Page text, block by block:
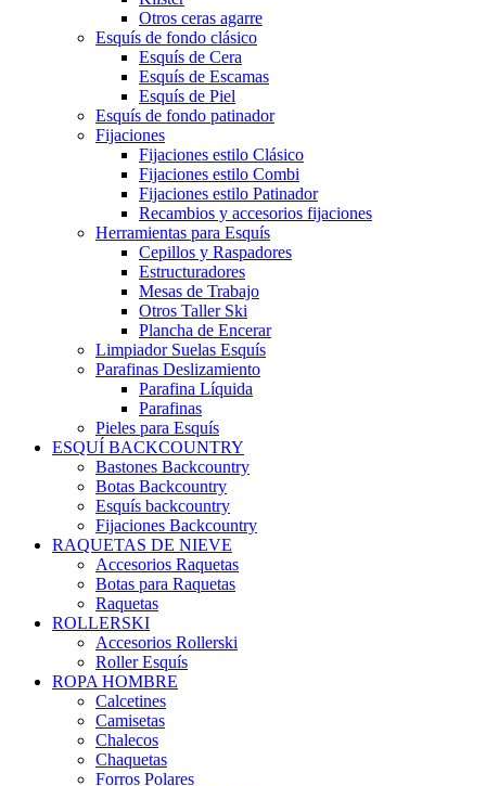
Otros ceras agarre
Esquís de fondo clásico
Esquís de Cera
Esquís de Escamas
Esquís de Piel
Esquís de fondo patinador
Fijaciones
Fijaciones estilo Clásico
Fijaciones estilo Combi
Fijaciones estilo Patinador
Recambios y accesorios fijaciones
Herramientas para Esquís
Cepillos y Raspadores
Estructuradores
Mesas de Trabajo
Otros Taller Ski
Plancha de Encerar
Limpiador Suelas Esquís
Parafinas Deslizamiento
Parafina Líquida
Parafinas
Pieles para Esquís
ESQUÍ BACKCOUNTRY
Bastones Backcountry
Botas Backcountry
Esquís backcountry
Fijaciones Backcountry
RAQUETAS DE NIEVE
Accesorios Raquetas
Botas para Raquetas
Raquetas
ROLLERSKI
Accesorios Rollerski
Roller Esquís
ROPA HOMBRE
Calcetines
Camisetas
Chalecos
Chaquetas
Forros Polares